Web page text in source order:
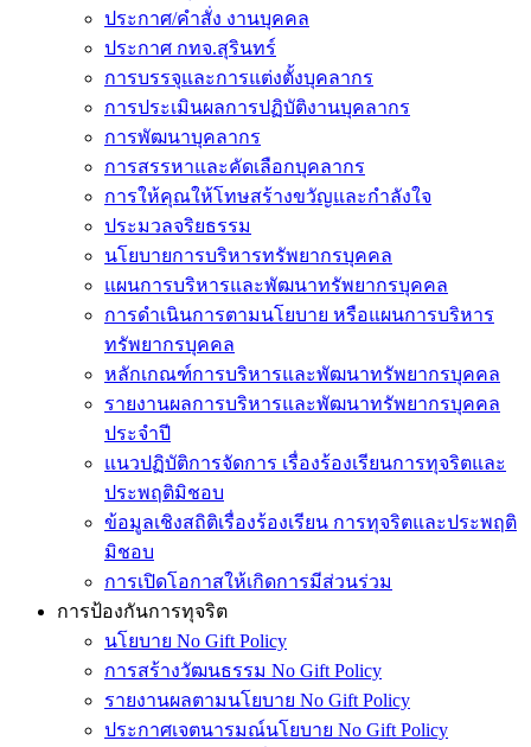
ประกาศ/คำสั่ง งานบุคคล
ประกาศ กทจ.สุรินทร์
การบรรจุและการแต่งตั้งบุคลากร
การประเมินผลการปฏิบัติงานบุคลากร
การพัฒนาบุคลากร
การสรรหาและคัดเลือกบุคลากร
การให้คุณให้โทษสร้างขวัญและกำลังใจ
ประมวลจริยธรรม
นโยบายการบริหารทรัพยากรบุคคล
แผนการบริหารและพัฒนาทรัพยากรบุคคล
การดำเนินการตามนโยบาย หรือแผนการบริหาร
ทรัพยากรบุคคล
หลักเกณฑ์การบริหารและพัฒนาทรัพยากรบุคคล
รายงานผลการบริหารและพัฒนาทรัพยากรบุคคล
ประจำปี
แนวปฏิบัติการจัดการ เรื่องร้องเรียนการทุจริตและ
ประพฤติมิชอบ
ข้อมูลเชิงสถิติเรื่องร้องเรียน การทุจริตและประพฤติ
มิชอบ
การเปิดโอกาสให้เกิดการมีส่วนร่วม
การป้องกันการทุจริต
นโยบาย No Gift Policy
การสร้างวัฒนธรรม No Gift Policy
รายงานผลตามนโยบาย No Gift Policy
ประกาศเจตนารมณ์นโยบาย No Gift Policy